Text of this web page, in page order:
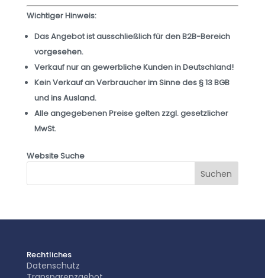
Wichtiger Hinweis:
Das Angebot ist ausschließlich für den B2B-Bereich
vorgesehen.
Verkauf nur an gewerbliche Kunden in Deutschland!
Kein Verkauf an Verbraucher im Sinne des § 13 BGB
und ins Ausland.
Alle angegebenen Preise gelten zzgl. gesetzlicher
MwSt.
Website Suche
Rechtliches
Datenschutz